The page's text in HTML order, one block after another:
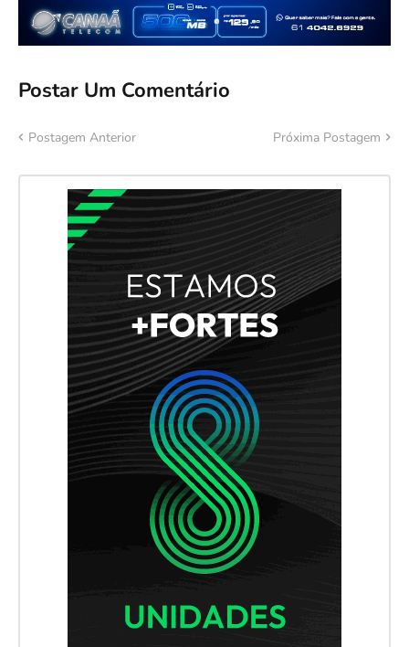
Postar Um Comentário
Postagem Anterior Próxima Postagem